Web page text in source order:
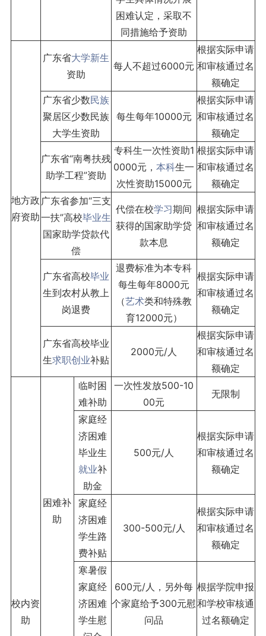
困难认定，采取不
同措施给予资助
地方政
府资助
广东省大学新生
资助
每人不超过6000元
根据实际申请
和审核通过名
额确定
广东省少数民族
聚居区少数民族
大学生资助
每生每年10000元
根据实际申请
和审核通过名
额确定
广东省“南粤扶残
助学工程”资助
专科生一次性资助1
0000元，本科生一
次性资助15000元
根据实际申请
和审核通过名
额确定
广东省参加“三支
一扶”高校毕业生
国家助学贷款代
偿
代偿在校学习期间
获得的国家助学贷
款本息
根据实际申请
和审核通过名
额确定
广东省高校毕业
生到农村从教上
岗退费
退费标准为本专科
每生每年8000元
（艺术类和特殊教
育12000元）
根据实际申请
和审核通过名
额确定
广东省高校毕业
生求职创业补贴
2000元/人
根据实际申请
和审核通过名
额确定
校内资
助
困难补
助
临时困
难补助
一次性发放500-10
00元
无限制
家庭经
济困难
毕业生
就业补
助金
500元/人
根据实际申请
和审核通过名
额确定
家庭经
济困难
学生路
费补贴
300-500元/人
根据实际申请
和审核通过名
额确定
寒暑假
家庭经
济困难
学生慰
600元/人，另外每
个家庭给予300元慰
问品
根据学院申报
和学校审核通
过名额确定